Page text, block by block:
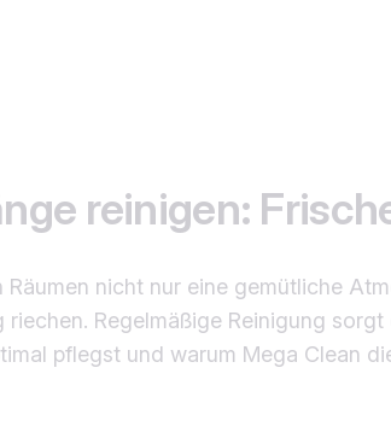
reinigen:
nicht nur eine gemütliche
Regelmäßige Reinigung
pflegst und warum Mega Clean